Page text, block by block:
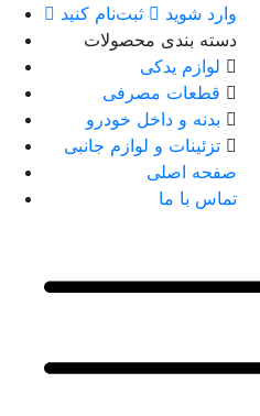
وارد شوید
ثبت‌نام کنید
دسته بندی محصولات
لوازم یدکی
قطعات مصرفی
بدنه و داخل خودرو
تزئینات و لوازم جانبی
صفحه اصلی
تماس با ما